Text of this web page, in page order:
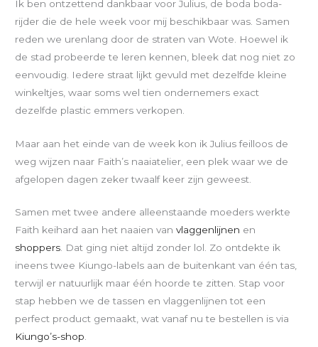
Ik ben ontzettend dankbaar voor Julius, de boda boda-
rijder die de hele week voor mij beschikbaar was. Samen
reden we urenlang door de straten van Wote. Hoewel ik
de stad probeerde te leren kennen, bleek dat nog niet zo
eenvoudig. Iedere straat lijkt gevuld met dezelfde kleine
winkeltjes, waar soms wel tien ondernemers exact
dezelfde plastic emmers verkopen.
Maar aan het einde van de week kon ik Julius feilloos de
weg wijzen naar Faith’s naaiatelier, een plek waar we de
afgelopen dagen zeker twaalf keer zijn geweest.
Samen met twee andere alleenstaande moeders werkte
Faith keihard aan het naaien vanvlaggenlijnen en
shoppers. Dat ging niet altijd zonder lol. Zo ontdekte ik
ineens twee Kiungo-labels aan de buitenkant van één tas,
terwijl er natuurlijk maar één hoorde te zitten. Stap voor
stap hebben we de tassen en vlaggenlijnen tot een
perfect product gemaakt, wat vanaf nu te bestellen is via
Kiungo’s-shop.